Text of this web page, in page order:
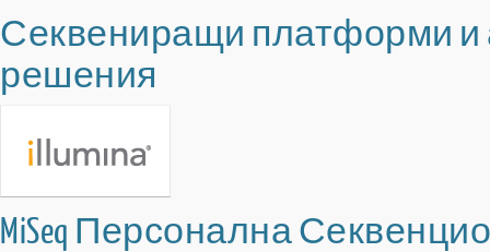
Секвениращи платформи и
решения
MiSeq Персонална